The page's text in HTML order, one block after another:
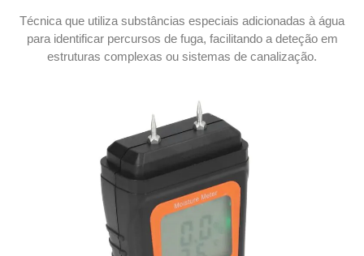
Técnica que utiliza substâncias especiais adicionadas à água
para identificar percursos de fuga, facilitando a deteção em
estruturas complexas ou sistemas de canalização.